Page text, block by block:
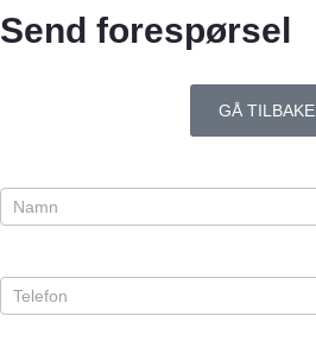
Send forespørsel
GÅ TILBAKE